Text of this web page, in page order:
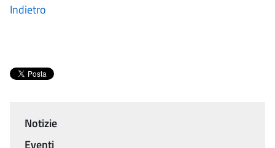
Indietro
Notizie
Eventi